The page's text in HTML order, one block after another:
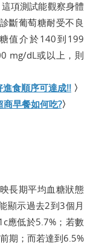
項測試能觀察身體
斷葡萄糖耐受不良
值介於140到199
mg/dL或以上，則
進食順序可達成!! 〉
早餐如何吃?〉
長期平均血糖狀態
顯示過去2到3個月
應低於5.7%；若數
期；而若達到6.5%